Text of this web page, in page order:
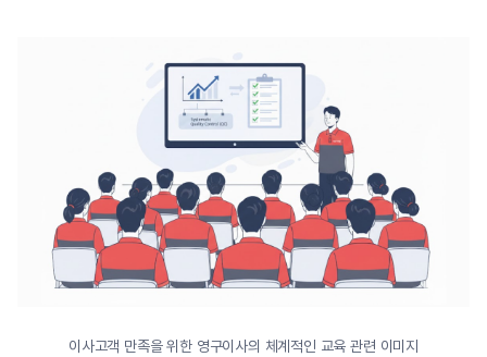
이사고객 만족을 위한 영구이사의 체계적인 교육 관련 이미지